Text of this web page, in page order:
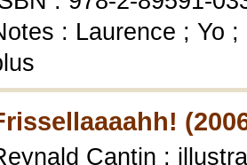
: Laurence ; Yo
Cantin ;